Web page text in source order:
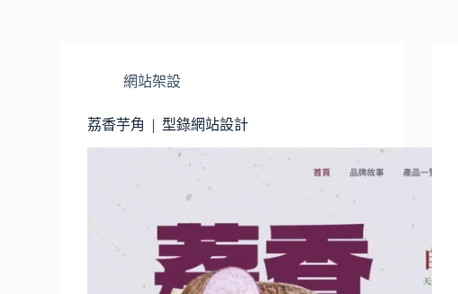
網站架設
荔香芋角 | 型錄網站設計